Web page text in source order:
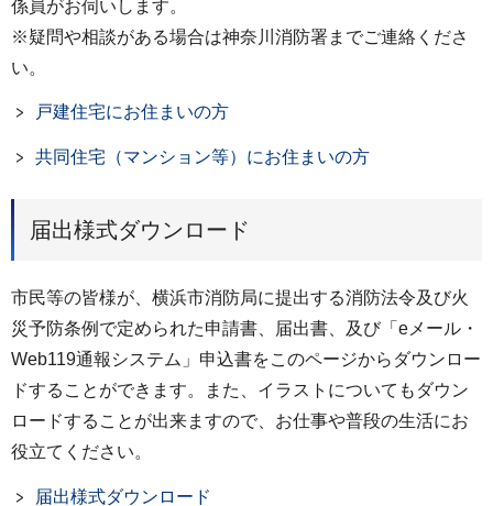
係員がお伺いします。
※疑問や相談がある場合は神奈川消防署までご連絡くださ
い。
戸建住宅にお住まいの方
共同住宅（マンション等）にお住まいの方
届出様式ダウンロード
市民等の皆様が、横浜市消防局に提出する消防法令及び火
災予防条例で定められた申請書、届出書、及び「eメール・
Web119通報システム」申込書をこのページからダウンロー
ドすることができます。また、イラストについてもダウン
ロードすることが出来ますので、お仕事や普段の生活にお
役立てください。
届出様式ダウンロード